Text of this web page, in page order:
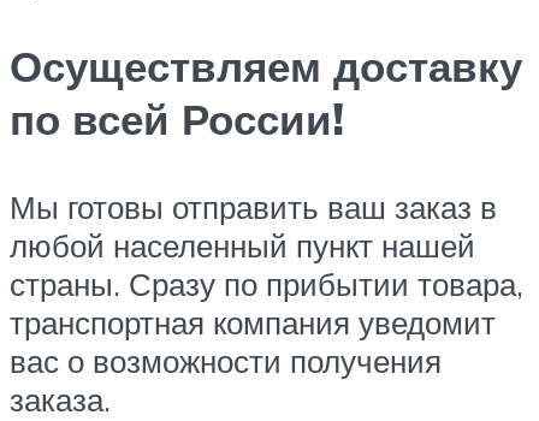
Осуществляем доставку
по всей России!
Мы готовы отправить ваш заказ в
любой населенный пункт нашей
страны. Сразу по прибытии товара,
транспортная компания уведомит
вас о возможности получения
заказа.